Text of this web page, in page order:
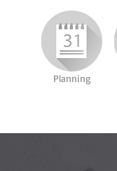
Planning